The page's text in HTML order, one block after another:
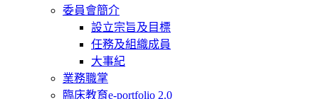
委員會簡介
設立宗旨及目標
任務及組織成員
大事紀
業務職掌
臨床教育e-portfolio 2.0